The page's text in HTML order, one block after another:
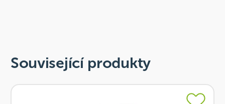
Související produkty